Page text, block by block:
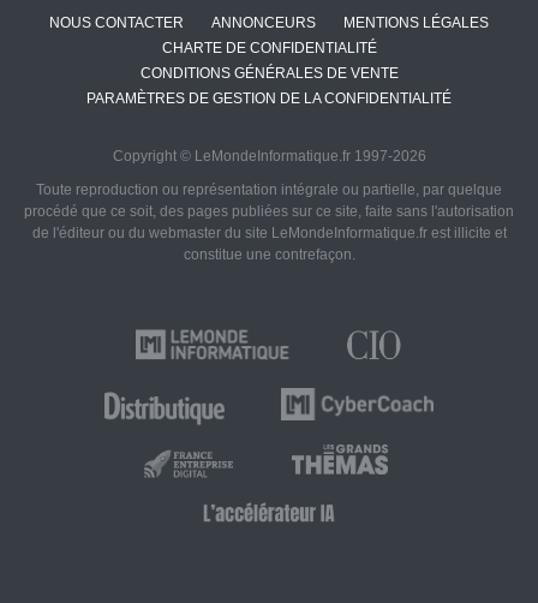
NOUS CONTACTER ANNONCEURS
MENTIONS LÉGALES
CHARTE DE CONFIDENTIALITÉ
CONDITIONS GÉNÉRALES DE VENTE
PARAMÈTRES DE GESTION DE LA CONFIDENTIALITÉ
Copyright © LeMondeInformatique.fr 1997-2026
Toute reproduction ou représentation intégrale ou partielle, par quelque
procédé que ce soit, des pages publiées sur ce site, faite sans l'autorisation
de l'éditeur ou du webmaster du site LeMondeInformatique.fr est illicite et
constitue une contrefaçon.